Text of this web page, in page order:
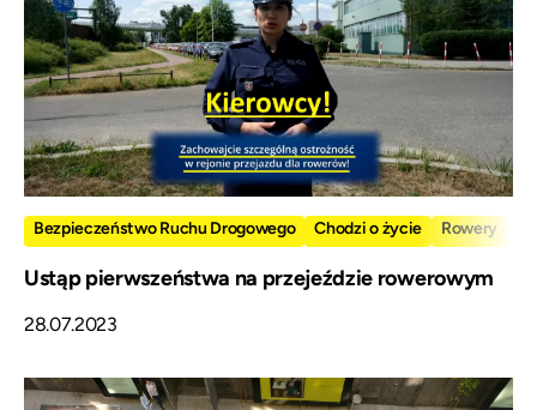
Bezpieczeństwo Ruchu Drogowego Chodzi o życie Rowery
Ustąp pierwszeństwa na przejeździe rowerowym
28.07.2023